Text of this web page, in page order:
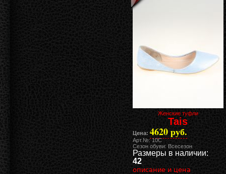
Женские туфли
Tais
Цена: 4620 руб.
Арт.№: 10C
Сезон обуви: Всесезон
Размеры в наличии:
42
описание и цена